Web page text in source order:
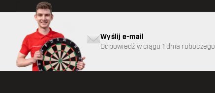
Wyślij e-mail
Odpowiedź w ciągu 1 dnia roboczego